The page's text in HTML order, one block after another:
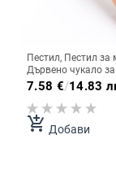
Пестил, Пестил за
Дървено чукало
чесън за домашен
Пестил )
7.58 €/14.83
add_shopping_cart Добави